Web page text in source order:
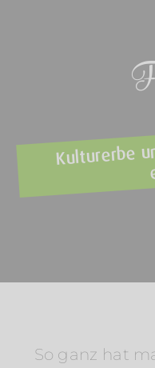
Kulturerbe
So ganz hat